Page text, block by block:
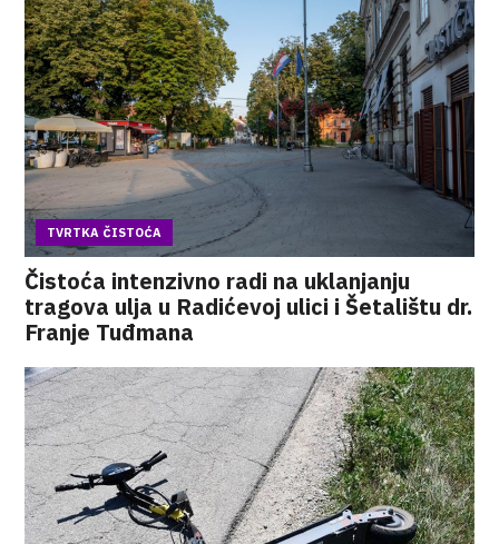
TVRTKA ČISTOĆA
Čistoća intenzivno radi na uklanjanju
tragova ulja u Radićevoj ulici i Šetalištu dr.
Franje Tuđmana